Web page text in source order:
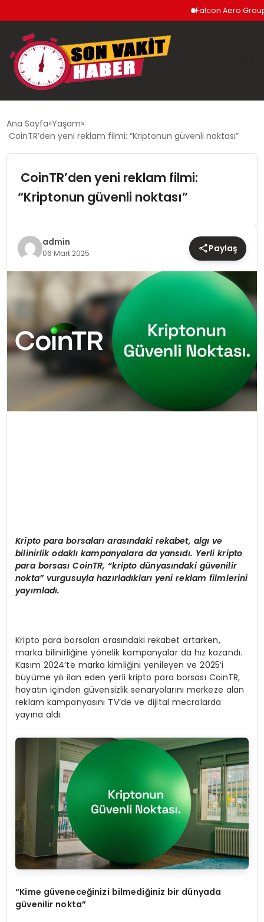
Falcon Aero Group,
DÜNYA
EKONOMI
SPOR
TEKNOLOJI
YAŞAM
Ana Sayfa Yaşam
CoinTR’den yeni reklam filmi: “Kriptonun güvenli noktası”
CoinTR’den yeni reklam filmi:
“Kriptonun güvenli noktası”
admin
06 Mart 2025 Paylaş
Kripto para borsaları arasındaki rekabet, algı ve
bilinirlik odaklı kampanyalara da yansıdı. Yerli kripto
para borsasıCoinTR, “kripto dünyasındaki güvenilir
nokta” vurgusuyla hazırladıkları yeni reklam filmlerini
yayımladı.
Kripto para borsaları arasındaki rekabet artarken,
marka bilinirliğine yönelik kampanyalar da hız kazandı.
Kasım 2024’te marka kimliğini yenileyen ve 2025’i
büyüme yılı ilan eden yerli kripto para borsası CoinTR,
hayatın içinden güvensizlik senaryolarını merkeze alan
reklam kampanyasını TV’de ve dijital mecralarda
yayına aldı.
“Kime güveneceğinizi bilmediğiniz bir dünyada
güvenilir nokta”